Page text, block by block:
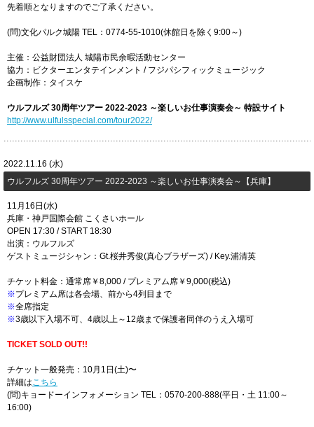
先着順となりますのでご了承ください。
(問)文化パルク城陽 TEL：0774-55-1010(休館日を除く9:00～)
主催：公益財団法人 城陽市民余暇活動センター
協力：ビクターエンタテインメント / フジパシフィックミュージック
企画制作：タイスケ
ウルフルズ 30周年ツアー 2022-2023 ～楽しいお仕事演奏会～ ​特設サイト
http://www.ulfulsspecial.com/tour2022/
2022.11.16 (水)
ウルフルズ 30周年ツアー 2022-2023 ～楽しいお仕事演奏会～【兵庫】
11月16日(水)
兵庫・神戸国際会館 こくさいホール
OPEN 17:30 / START 18:30
出演：ウルフルズ
ゲストミュージシャン：Gt.桜井秀俊(真心ブラザーズ) / Key.浦清英
チケット料金：通常席￥8,000 / プレミアム席￥9,000(税込)
※プレミアム席は各会場、前から4列目まで
※全席指定
※3歳以下入場不可、4歳以上～12歳まで保護者同伴のうえ入場可
TICKET SOLD OUT!!
チケット一般発売：10月1日(土)〜
詳細はこちら
(問)キョードーインフォメーション TEL：0570-200-888(平日・土 11:00～
16:00)